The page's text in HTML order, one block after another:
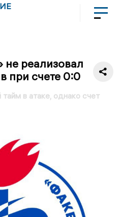
реализовал
при счете 0:0
в атаке, однако счет